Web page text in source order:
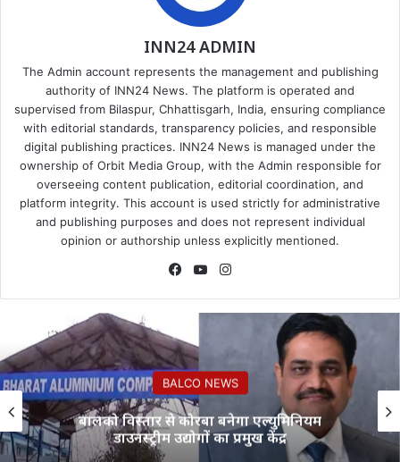
INN24 ADMIN
The Admin account represents the management and publishing
authority of INN24 News. The platform is operated and
supervised from Bilaspur, Chhattisgarh, India, ensuring compliance
with editorial standards, transparency policies, and responsible
digital publishing practices. INN24 News is managed under the
ownership of Orbit Media Group, with the Admin responsible for
overseeing content publication, editorial coordination, and
platform integrity. This account is used strictly for administrative
and publishing purposes and does not represent individual
opinion or authorship unless explicitly mentioned.
FacebookYouTube
छत्तीसगढ
*विश्व आदिवासी दिवस पर आज पं. दीन दयाल
स्टेडियम सक्ती में मूलनिवासियों का बड़ा आयोजन…*